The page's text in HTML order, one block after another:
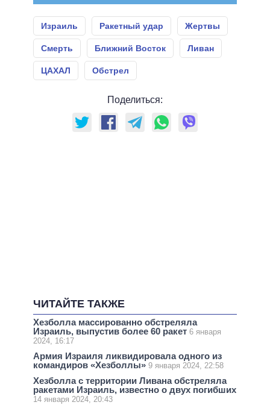
Израиль Ракетный удар Жертвы
Смерть Ближний Восток Ливан
ЦАХАЛ Обстрел
Поделиться:
ЧИТАЙТЕ ТАКЖЕ
Хезболла массированно обстреляла
Израиль, выпустив более 60 ракет 6 января
2024, 16:17
Армия Израиля ликвидировала одного из
командиров «Хезболлы» 9 января 2024, 22:58
Хезболла с территории Ливана обстреляла
ракетами Израиль, известно о двух погибших
14 января 2024, 20:43